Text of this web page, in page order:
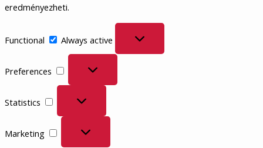
eredményezheti.
Functional
Always active
Preferences
Preferences
Statistics
Statistics
Marketing
Marketing